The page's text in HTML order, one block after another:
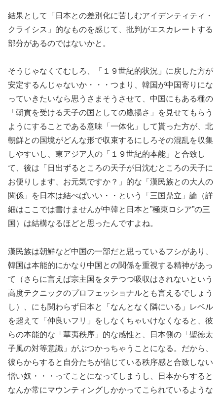
結果として「日本との差別化に苦しむアイデンティティ・
クライシス」的なものを感じて、批判がエスカレートする
部分があるのではないかと。
そうじゃなくてむしろ、「１９世紀的状況」に戻した方が
安定するんじゃないか・・・つまり、韓国が中国寄りにな
っていきたいなら思うさまそうさせて、中国にもある種の
「朝貢を受ける天子の国としての鷹揚さ」を見せてもらう
ようにすることである意味「一体化」して貰った方が、北
朝鮮との国境がどんな形で収束するにしろその混乱を収集
しやすいし、東アジア人の「１９世紀的本能」と合致し
て、後は「日出ずるところの天子が日沈むところの天子に
お便りします、お元気ですか？」的な「漢民族との大人の
関係」を日本は結べばいい・・という「三国鼎立」論（詳
細はここでは書けませんが中韓と日本と”極東ロシア”の三
国）は結構なるほどと思ったんですよね。
漢民族は朝鮮など中国の一部だと思っているフシがあり、
韓国は本能的にかなり中国との関係を重視する精神があっ
て（さらに言えば宗主国をタテつつ吸収はされないという
高度テクニックのプロフェッショナルとも言えるでしょう
し）、にも関わらず日本と「なんとなく隣にいる」レベル
を超えて「仲良いフリ」をしなくちゃいけなくなると、彼
らの本能的な「華夷秩序」的な感性と、日本側の「聖徳太
子風の対等意識」がぶつかっちゃうことになる。だから、
彼らからすると自分たちが信じている秩序感と合致しない
憎い奴・・・ってことになってしまうし、日本からすると
なんか常にマウンティングしかかってこられているような